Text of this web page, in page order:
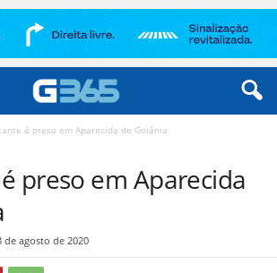
é preso em Aparecida de Goiânia
preso em Aparecida
de agosto de 2020